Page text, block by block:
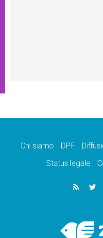
Chi siamo DPF
Status legale